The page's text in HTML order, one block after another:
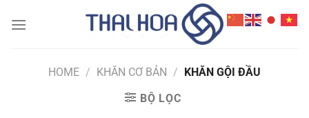
HOME / KHĂN CƠ BẢN / KHĂN GỘI ĐẦU
BỘ LỌC